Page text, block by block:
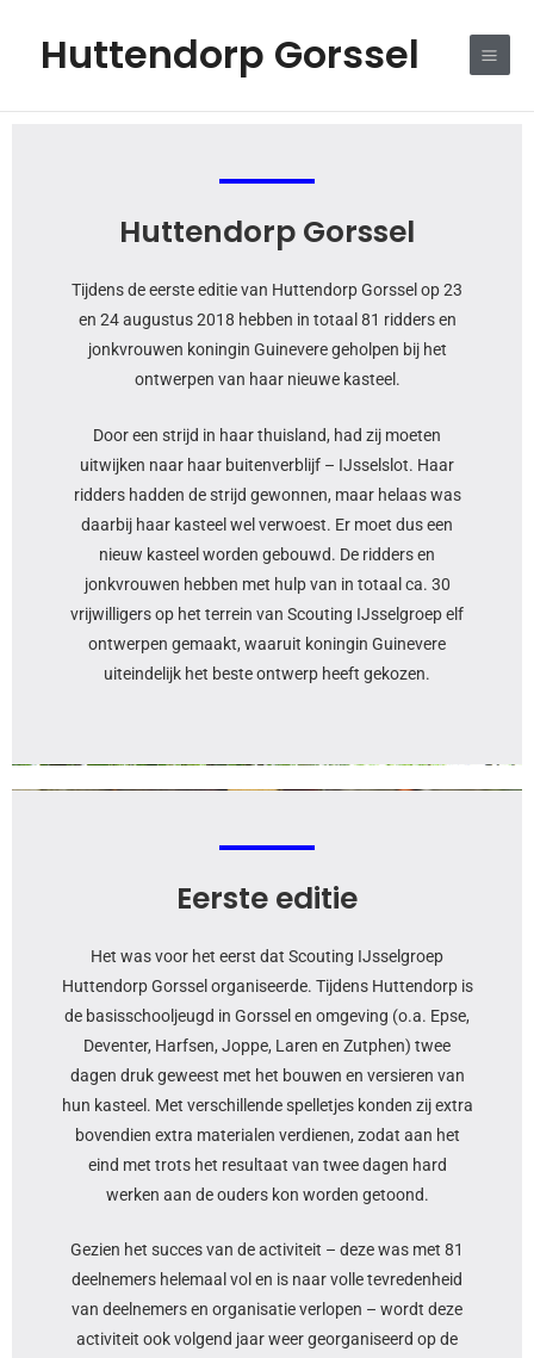
Huttendorp Gorssel
Huttendorp Gorssel
Tijdens de eerste editie van Huttendorp Gorssel op 23
en 24 augustus 2018 hebben in totaal 81 ridders en
jonkvrouwen koningin Guinevere geholpen bij het
ontwerpen van haar nieuwe kasteel.
Door een strijd in haar thuisland, had zij moeten
uitwijken naar haar buitenverblijf – IJsselslot. Haar
ridders hadden de strijd gewonnen, maar helaas was
daarbij haar kasteel wel verwoest. Er moet dus een
nieuw kasteel worden gebouwd. De ridders en
jonkvrouwen hebben met hulp van in totaal ca. 30
vrijwilligers op het terrein van Scouting IJsselgroep elf
ontwerpen gemaakt, waaruit koningin Guinevere
uiteindelijk het beste ontwerp heeft gekozen.
Eerste editie
Het was voor het eerst dat Scouting IJsselgroep
Huttendorp Gorssel organiseerde. Tijdens Huttendorp is
de basisschooljeugd in Gorssel en omgeving (o.a. Epse,
Deventer, Harfsen, Joppe, Laren en Zutphen) twee
dagen druk geweest met het bouwen en versieren van
hun kasteel. Met verschillende spelletjes konden zij extra
bovendien extra materialen verdienen, zodat aan het
eind met trots het resultaat van twee dagen hard
werken aan de ouders kon worden getoond.
Gezien het succes van de activiteit – deze was met 81
deelnemers helemaal vol en is naar volle tevredenheid
van deelnemers en organisatie verlopen – wordt deze
activiteit ook volgend jaar weer georganiseerd op de
navigatie